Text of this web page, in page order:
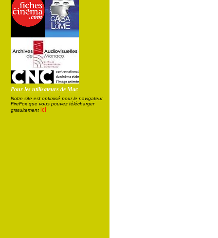
Pour les utilisateurs de Mac
Notre site est optimisé pour le navigateur
FireFox que vous pouvez télécharger
gratuitement ici